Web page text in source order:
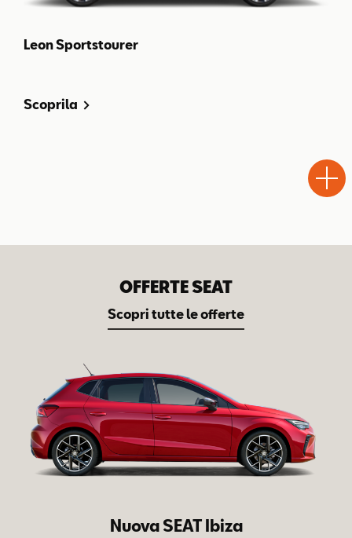
Leon Sportstourer
Scoprila
OFFERTE SEAT
Scopri tutte le offerte
Nuova SEAT Ibiza
Drive
Chiama